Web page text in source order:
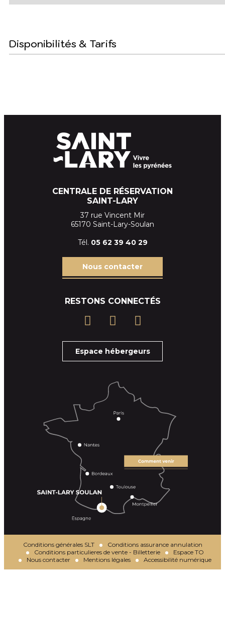
Disponibilités & Tarifs
CENTRALE DE RÉSERVATION
SAINT-LARY
37 rue Vincent Mir
65170 Saint-Lary-Soulan
Tél. 05 62 39 40 29
Nous contacter
RESTONS CONNECTÉS
Espace hébergeurs
Conditions générales SLT
Conditions assurance annulation
Conditions particulieres de vente - Billetterie
Espace TO
Nous contacter
Mentions légales Accessibilité numérique